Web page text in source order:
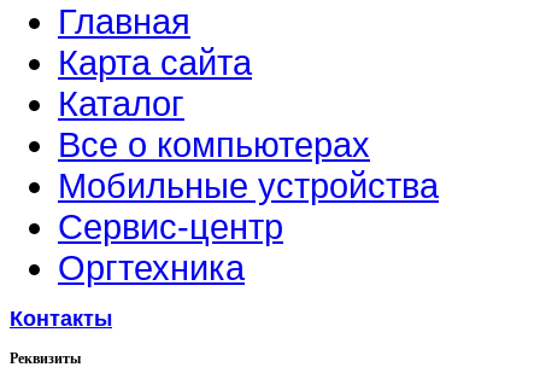
Главная
Карта сайта
Каталог
Все о компьютерах
Мобильные устройства
Сервис-центр
Оргтехника
Контакты
Реквизиты